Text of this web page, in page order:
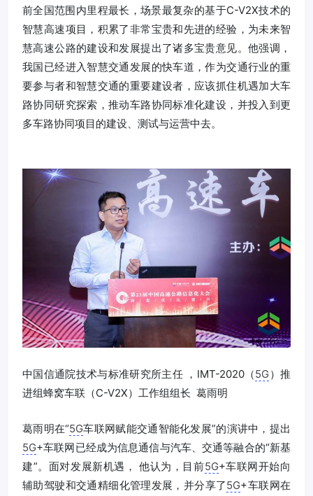
前全国范围内里程最长，场景最复杂的基于C-V2X技术的
智慧高速项目，积累了非常宝贵和先进的经验，为未来智
慧高速公路的建设和发展提出了诸多宝贵意见。他强调，
我国已经进入智慧交通发展的快车道，作为交通行业的重
要参与者和智慧交通的重要建设者，应该抓住机遇加大车
路协同研究探索，推动车路协同标准化建设，并投入到更
多车路协同项目的建设、测试与运营中去。
中国信通院技术与标准研究所主任 ，IMT-2020（5G）推
进组蜂窝车联（C-V2X）工作组组长 葛雨明
葛雨明在“5G车联网赋能交通智能化发展”的演讲中，提出
5G+车联网已经成为信息通信与汽车、交通等融合的“新基
建”。面对发展新机遇， 他认为，目前5G+车联网开始向
辅助驾驶和交通精细化管理发展，并分享了5G+车联网在